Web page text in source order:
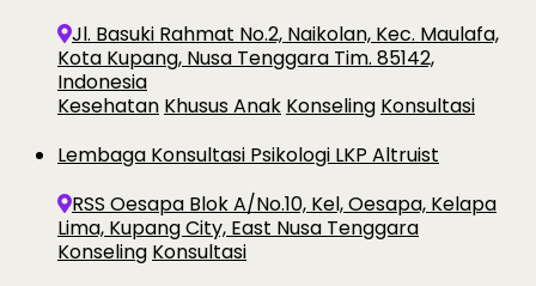
Jl. Basuki Rahmat No.2, Naikolan, Kec. Maulafa,
Kota Kupang, Nusa Tenggara Tim. 85142,
Indonesia
Kesehatan Khusus Anak Konseling Konsultasi
Lembaga Konsultasi Psikologi LKP Altruist
RSS Oesapa Blok A/No.10, Kel, Oesapa, Kelapa
Lima, Kupang City, East Nusa Tenggara
Konseling Konsultasi